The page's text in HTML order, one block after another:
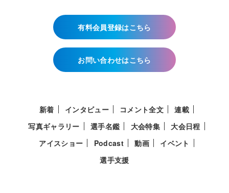
有料会員登録はこちら
お問い合わせはこちら
新着 インタビュー コメント全文
連載
写真ギャラリー
選手名鑑 大会特集
大会日程
アイスショー
Podcast 動画
イベント
選手支援